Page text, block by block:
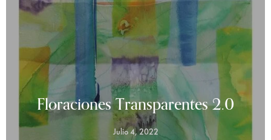
Floraciones Transparentes 2.0
Julio 4, 2022